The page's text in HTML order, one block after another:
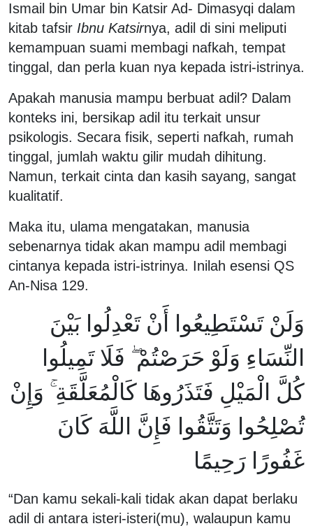
Ismail bin Umar bin Katsir Ad- Dimasyqi dalam
kitab tafsir Ibnu Katsirnya, adil di sini meliputi
kemampuan suami membagi nafkah, tempat
tinggal, dan perla kuan nya kepada istri-istrinya.
Apakah manusia mampu berbuat adil? Dalam
konteks ini, bersikap adil itu terkait unsur
psikologis. Secara fisik, seperti nafkah, rumah
tinggal, jumlah waktu gilir mudah dihitung.
Namun, terkait cinta dan kasih sayang, sangat
kualitatif.
Maka itu, ulama mengatakan, manusia
sebenarnya tidak akan mampu adil membagi
cintanya kepada istri-istrinya. Inilah esensi QS
An-Nisa 129.
وَلَنْ تَسْتَطِيعُوا أَنْ تَعْدِلُوا بَيْنَ
النِّسَاءِ وَلَوْ حَرَصْتُمْ ۖ فَلَا تَمِيلُوا
كُلَّ الْمَيْلِ فَتَذَرُوهَا كَالْمُعَلَّقَةِ ۚ وَإِنْ
تُصْلِحُوا وَتَتَّقُوا فَإِنَّ اللَّهَ كَانَ
غَفُورًا رَحِيمًا
“Dan kamu sekali-kali tidak akan dapat berlaku
adil di antara isteri-isteri(mu), walaupun kamu